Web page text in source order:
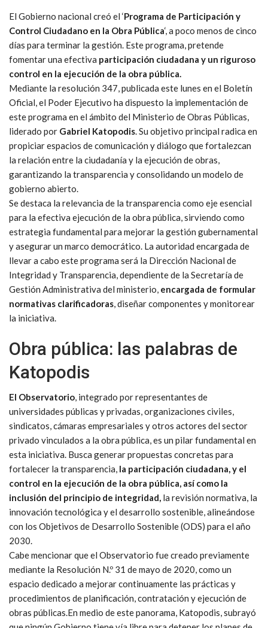
El Gobierno nacional creó el ‘Programa de Participación y
Control Ciudadano en la Obra Pública‘, a poco menos de cinco
días para terminar la gestión. Este programa, pretende
fomentar una efectiva participación ciudadana y un riguroso
control en la ejecución de la obra pública.
Mediante la resolución 347, publicada este lunes en el Boletín
Oficial, el Poder Ejecutivo ha dispuesto la implementación de
este programa en el ámbito del Ministerio de Obras Públicas,
liderado por Gabriel Katopodis. Su objetivo principal radica en
propiciar espacios de comunicación y diálogo que fortalezcan
la relación entre la ciudadanía y la ejecución de obras,
garantizando la transparencia y consolidando un modelo de
gobierno abierto.
Se destaca la relevancia de la transparencia como eje esencial
para la efectiva ejecución de la obra pública, sirviendo como
estrategia fundamental para mejorar la gestión gubernamental
y asegurar un marco democrático. La autoridad encargada de
llevar a cabo este programa será la Dirección Nacional de
Integridad y Transparencia, dependiente de la Secretaría de
Gestión Administrativa del ministerio, encargada de formular
normativas clarificadoras, diseñar componentes y monitorear
la iniciativa.
Obra pública: las palabras de
Katopodis
El Observatorio, integrado por representantes de
universidades públicas y privadas, organizaciones civiles,
sindicatos, cámaras empresariales y otros actores del sector
privado vinculados a la obra pública, es un pilar fundamental en
esta iniciativa. Busca generar propuestas concretas para
fortalecer la transparencia, la participación ciudadana, y el
control en la ejecución de la obra pública, así como la
inclusión del principio de integridad, la revisión normativa, la
innovación tecnológica y el desarrollo sostenible, alineándose
con los Objetivos de Desarrollo Sostenible (ODS) para el año
2030.
Cabe mencionar que el Observatorio fue creado previamente
mediante la Resolución N.º 31 de mayo de 2020, como un
espacio dedicado a mejorar continuamente las prácticas y
procedimientos de planificación, contratación y ejecución de
obras públicas.En medio de este panorama, Katopodis, subrayó